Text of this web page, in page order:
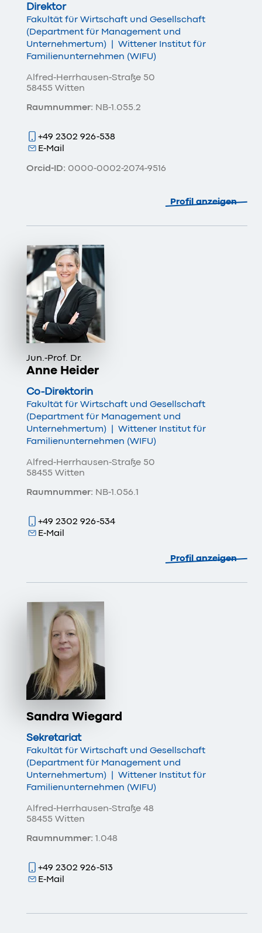
Direktor
Fakultät für Wirtschaft und Gesellschaft
(Department für Management und
Unternehmertum) | Wittener Institut für
Familienunternehmen (WIFU)
+49 2302 926-538
E-Mail
Orcid-ID: 0000-0002-2074-9516
Alfred-Herrhausen-Straße 50
58455 Witten
Raumnummer: NB-1.055.2
Profil anzeigen
Jun.-Prof. Dr.
Anne Heider
Co-Direktorin
Fakultät für Wirtschaft und Gesellschaft
(Department für Management und
Unternehmertum) | Wittener Institut für
Familienunternehmen (WIFU)
+49 2302 926-534
E-Mail
Alfred-Herrhausen-Straße 50
58455 Witten
Raumnummer: NB-1.056.1
Profil anzeigen
Sandra Wiegard
Sekretariat
Fakultät für Wirtschaft und Gesellschaft
(Department für Management und
Unternehmertum) | Wittener Institut für
Familienunternehmen (WIFU)
+49 2302 926-513
E-Mail
Alfred-Herrhausen-Straße 48
58455 Witten
Raumnummer: 1.048